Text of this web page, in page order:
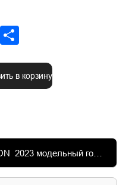
Email
в корзину